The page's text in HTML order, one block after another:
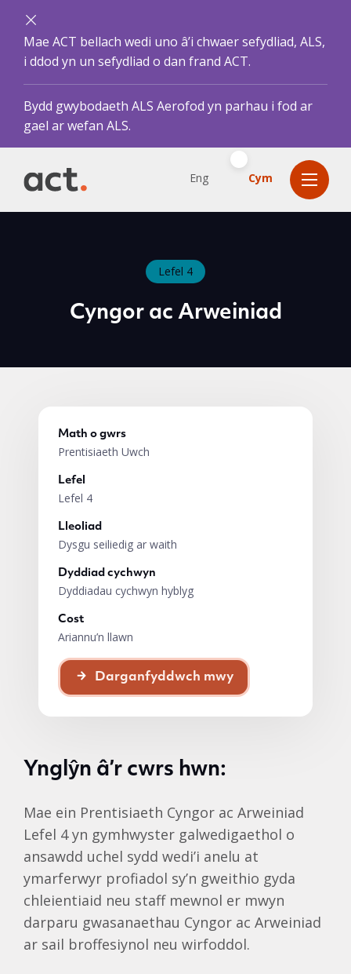
Mae ACT bellach wedi uno â’i chwaer sefydliad, ALS,
i ddod yn un sefydliad o dan frand ACT.
Bydd gwybodaeth ALS Aerofod yn parhau i fod ar
gael ar wefan ALS.
Eng Cym
Lefel 4
Cyngor ac Arweiniad
Math o gwrs
Prentisiaeth Uwch
Lefel
Lefel 4
Lleoliad
Dysgu seiliedig ar waith
Dyddiad cychwyn
Dyddiadau cychwyn hyblyg
Cost
Ariannu’n llawn
Darganfyddwch mwy
Ynglŷn â’r cwrs hwn:
Mae ein Prentisiaeth Cyngor ac Arweiniad
Lefel 4 yn gymhwyster galwedigaethol o
ansawdd uchel sydd wedi’i anelu at
ymarferwyr profiadol sy’n gweithio gyda
chleientiaid neu staff mewnol er mwyn
darparu gwasanaethau Cyngor ac Arweiniad
ar sail broffesiynol neu wirfoddol.